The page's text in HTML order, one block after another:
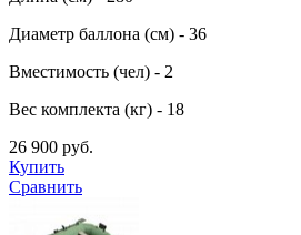
Диаметр баллона (см) - 36
Вместимость (чел) - 2
Вес комплекта (кг) - 18
26 900 руб.
Купить
Сравнить